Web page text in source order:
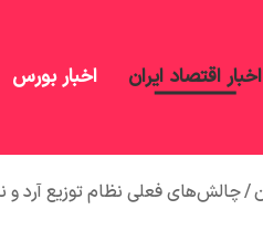
اخبار اقتصاد ایران اخبار بورس
/چالش‌های فعلی نظام توزیع آرد و